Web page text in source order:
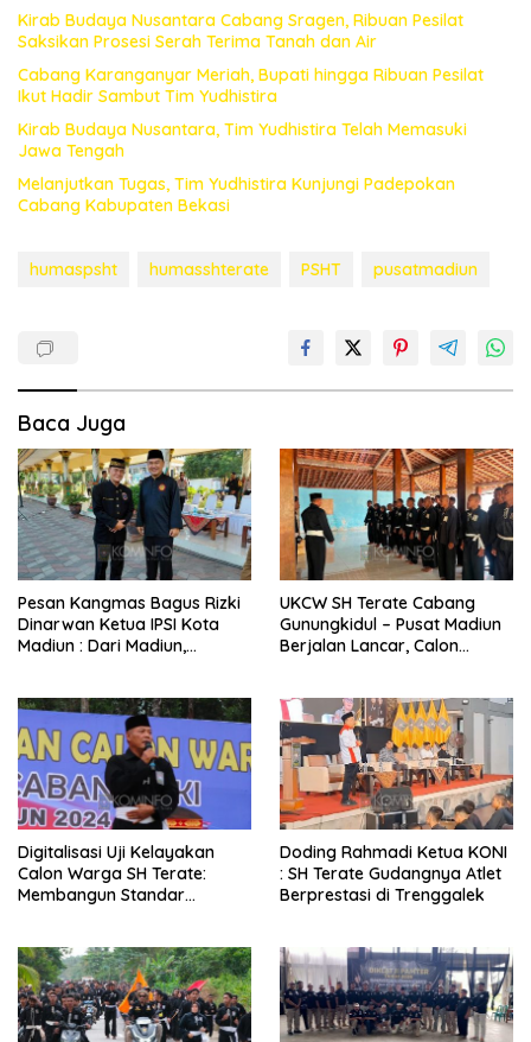
Kirab Budaya Nusantara Cabang Sragen, Ribuan Pesilat
Saksikan Prosesi Serah Terima Tanah dan Air
Cabang Karanganyar Meriah, Bupati hingga Ribuan Pesilat
Ikut Hadir Sambut Tim Yudhistira
Kirab Budaya Nusantara, Tim Yudhistira Telah Memasuki
Jawa Tengah
Melanjutkan Tugas, Tim Yudhistira Kunjungi Padepokan
Cabang Kabupaten Bekasi
humaspsht humasshterate PSHT pusatmadiun
Baca Juga
Pesan Kangmas Bagus Rizki
Dinarwan Ketua IPSI Kota
Madiun : Dari Madiun,
Kedamaian
UKCW SH Terate Cabang
Gunungkidul – Pusat Madiun
Berjalan Lancar, Calon
Digitalisasi Uji Kelayakan
Calon Warga SH Terate:
Membangun Standar
Kekerasan dalam
Pembinaan
Doding Rahmadi Ketua KONI
: SH Terate Gudangnya Atlet
Berprestasi di Trenggalek